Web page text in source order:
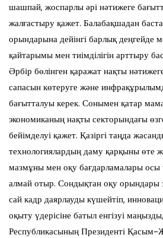
шашпай, жоспарлы әрі нәтижеге
жалғастыру қажет. Балабақшадан
орындарына дейінгі барлық деңгейде
қайтарымы мен тиімділігін арттыру
Әрбір бөлінген қаражат нақты
сапасын көтеруге және
бағытталуы керек. Сонымен қатар
экономиканың нақты секторындағы
бейімделуі қажет. Қазіргі таңда
технологиялардың даму қарқыны өте
мазмұны мен оқу бағдарламалары осы
алмай отыр. Сондықтан оқу орындары
сай кадр даярлауды күшейтіп,
оқыту үдерісіне батыл енгізуі
Республикасының Президенті Қасым-